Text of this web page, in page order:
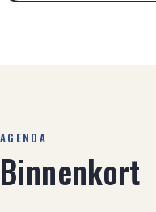
AGENDA
Binnenkort